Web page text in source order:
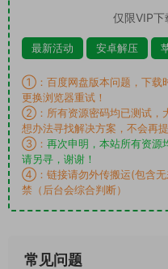
仅限VIP下
最新活动 安卓解压
①：百度网盘版本问题，下载
更换浏览器重试！
②：所有资源密码均已测试，
想办法寻找解决方案，不会再提
③： 再次申明，本站所有资源
请另寻，谢谢！
④：链接请勿外传搬运(包含无
禁（后台会综合判断）
常见问题